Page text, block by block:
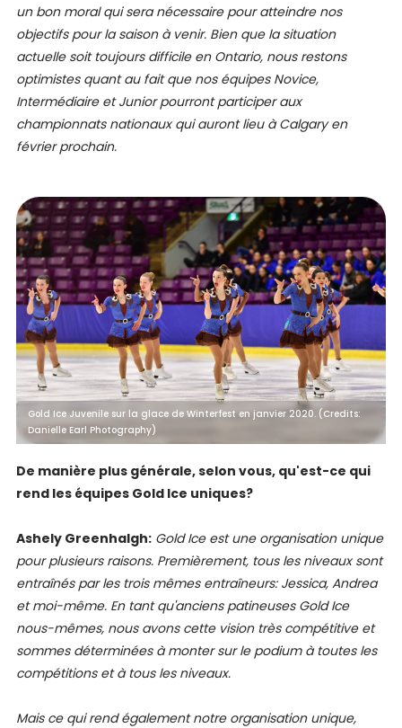
un bon moral qui sera nécessaire pour atteindre nos
objectifs pour la saison à venir. Bien que la situation
actuelle soit toujours difficile en Ontario, nous restons
optimistes quant au fait que nos équipes Novice,
Intermédiaire et Junior pourront participer aux
championnats nationaux qui auront lieu à Calgary en
février prochain.
Gold Ice Juvenile sur la glace de Winterfest en janvier 2020. (Credits:
Danielle Earl Photography)
De manière plus générale, selon vous, qu'est-ce qui
rend les équipes Gold Ice uniques?
Ashely Greenhalgh: Gold Ice est une organisation unique
pour plusieurs raisons. Premièrement, tous les niveaux sont
entraînés par les trois mêmes entraîneurs: Jessica, Andrea
et moi-même. En tant qu'anciens patineuses Gold Ice
nous-mêmes, nous avons cette vision très compétitive et
sommes déterminées à monter sur le podium à toutes les
compétitions et à tous les niveaux.
Mais ce qui rend également notre organisation unique,